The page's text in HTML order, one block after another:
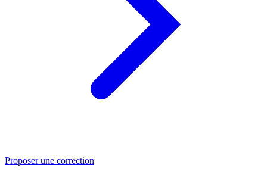
Proposer une correction